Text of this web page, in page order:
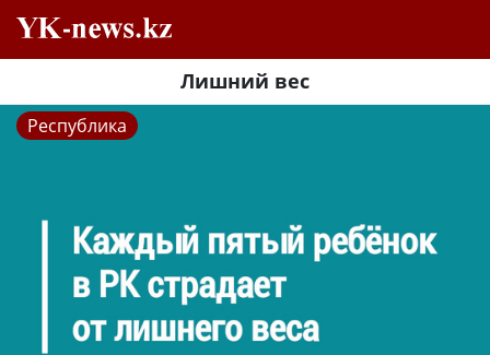
Лишний вес
Республика